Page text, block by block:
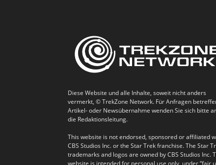
Diese Website und alle Inhalte, soweit nicht anders
vermerkt, © TrekZone Network. Für Anfragen
Artikel- oder Newsübernahme wenden Sie sich bitte
die Redaktionsleitung.
This website is not endorsed, sponsored or affiliated
CBS Studios Inc. or the Star Trek franchise. The Star
trademarks and logos are owned by CBS Studios Inc.
website is intended for personal use only, under “fair